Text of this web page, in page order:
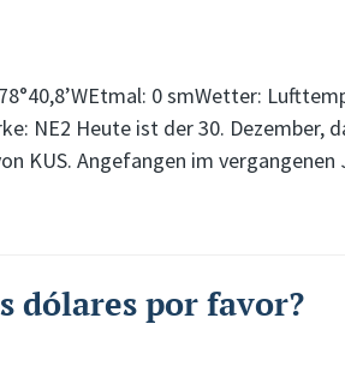
0 smWetter:
NE2 Heute ist der 30. Dezember,
KUS. Angefangen im
dólares por favor?